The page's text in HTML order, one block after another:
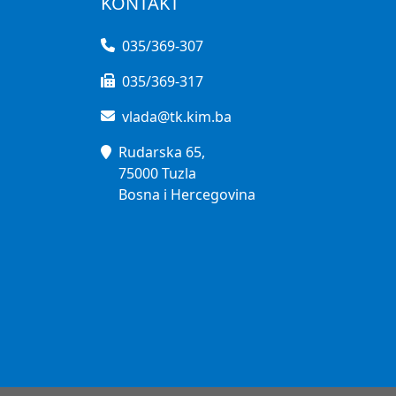
035/369-307
035/369-317
vlada@tk.kim.ba
Rudarska 65,
75000 Tuzla
Bosna i Hercegovina